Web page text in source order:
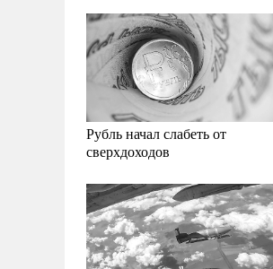
Рубль начал слабеть от
сверхдоходов